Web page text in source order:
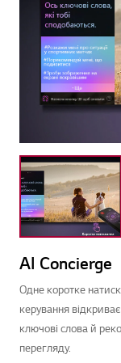
AI Concierge
Одне коротке
керування
ключові слова й
перегляду.